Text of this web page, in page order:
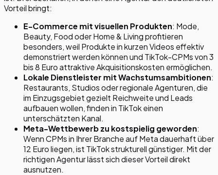
Vorteil bringt:
E-Commerce mit visuellen Produkten: Mode,
Beauty, Food oder Home & Living profitieren
besonders, weil Produkte in kurzen Videos effektiv
demonstriert werden können und TikTok-CPMs von 3
bis 8 Euro attraktive Akquisitionskosten ermöglichen.
Lokale Dienstleister mit Wachstumsambitionen:
Restaurants, Studios oder regionale Agenturen, die
im Einzugsgebiet gezielt Reichweite und Leads
aufbauen wollen, finden in TikTok einen
unterschätzten Kanal.
Meta-Wettbewerb zu kostspielig geworden:
Wenn CPMs in Ihrer Branche auf Meta dauerhaft über
12 Euro liegen, ist TikTok strukturell günstiger. Mit der
richtigen Agentur lässt sich dieser Vorteil direkt
ausnutzen.